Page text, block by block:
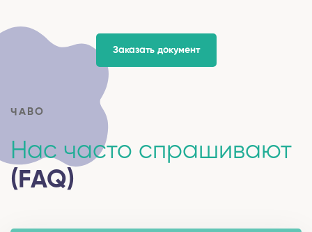
Заказать документ
ЧАВО
Нас часто спрашивают
(FAQ)